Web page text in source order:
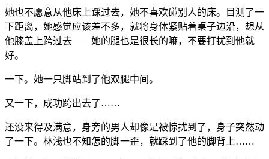
她也不愿意从他床上踩过去，她不喜欢碰别人的床。目测了一
下距离，她感觉应该差不多，就将身体紧贴着桌子边沿，想从
他膝盖上跨过去——她的腿也是很长的嘛，不要打扰到他就
好。
一下。她一只脚站到了他双腿中间。
又一下，成功跨出去了……
还没来得及满意，身旁的男人却像是被惊扰到了，身子突然动
了一下。林浅也不知怎的脚一歪，就踩到了他的脚背上……